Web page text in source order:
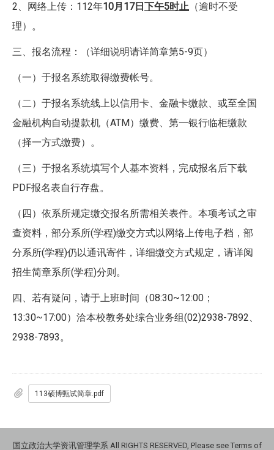
2、网络上传：112年10月17日下午5时止 （逾时不受
理）。
三、报名流程：（详细说明请详简章第5-9页）
（一）于报名系统取得缴费帐号。
（二）于报名系统线上以信用卡、金融卡缴款、或至全国
金融机构自动提款机（ATM）缴费、第一银行临柜缴款
（择一方式缴费）。
（三）于报名系统填写个人基本资料，完成报名后下载
PDF报名表自行存盘。
（四）依系所规定缴交报名所需相关表件。本项考试之审
查资料，部分系所(学程)缴交方式以网络上传电子档，部
分系所(学程)仍以通讯寄件，详细缴交方式规定，请详阅
招生简章系所(学程)分则。
四、若有疑问，请于上班时间（08:30~12:00；
13:30~17:00）洽本校教务处综合业务组(02)2938-7892、
2938-7893。
113硕博甄试简章.pdf
国立政治大学资讯管理学系 All RIGHTS RESERVED, Please see Terms of